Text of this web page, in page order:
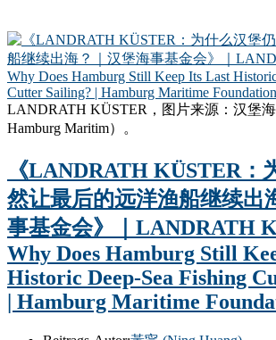
LANDRATH KÜSTER，图片来源：汉堡
Hamburg Maritim）。
《LANDRATH KÜSTER：
然让最后的远洋渔船继续出
事基金会》｜LANDRATH
Why Does Hamburg Still
Historic Deep-Sea Fishing
| Hamburg Maritime